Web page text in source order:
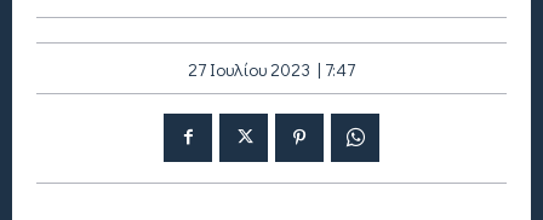
27 Ιουλίου 2023 | 7:47